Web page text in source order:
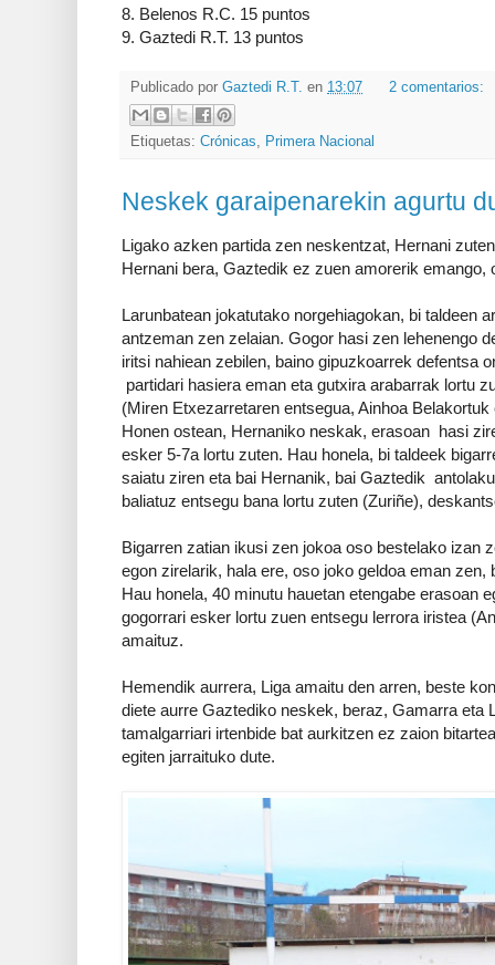
8. Belenos R.C. 15 puntos
9. Gaztedi R.T. 13 puntos
Publicado por Gaztedi R.T. en 13:07 2 comentarios:
Etiquetas: Crónicas Primera Nacional
Neskek garaipenarekin agurtu
Ligako azken partida zen neskentzat, Hernani
Hernani bera, Gaztedik ez zuen amorerik emango,
Larunbatean jokatutako norgehiagokan, bi taldeen
antzeman zen zelaian. Gogor hasi zen lehenengo
iritsi nahiean zebilen, baino gipuzkoarrek defentsa
partidari hasiera eman eta gutxira arabarrak lortu
(Miren Etxezarretaren entsegua, Ainhoa Belakortuk
Honen ostean, Hernaniko neskak, erasoan hasi
esker 5-7a lortu zuten. Hau honela, bi taldeek
saiatu ziren eta bai Hernanik, bai Gaztedik
baliatuz entsegu bana lortu zuten (Zuriñe),
Bigarren zatian ikusi zen jokoa oso bestelako izan
egon zirelarik, hala ere, oso joko geldoa eman zen,
Hau honela, 40 minutu hauetan etengabe erasoan
gogorrari esker lortu zuen entsegu lerrora iristea
amaituz.
Hemendik aurrera, Liga amaitu den arren, beste
diete aurre Gaztediko neskek, beraz, Gamarra eta
tamalgarriari irtenbide bat aurkitzen ez zaion
egiten jarraituko dute.